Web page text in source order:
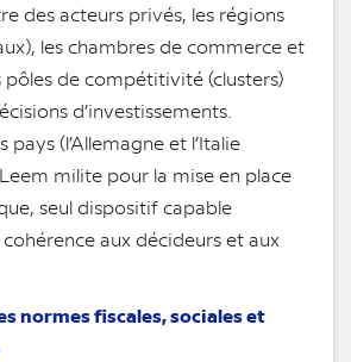
des acteurs privés, les régions
les chambres de commerce et
pôles de compétitivité (clusters)
d’investissements.
pays (l’Allemagne et l’Italie
milite pour la mise en place
seul dispositif capable
aux décideurs et aux
normes fiscales, sociales et